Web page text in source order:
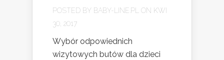
POSTED BY BABY-LINE.PL ON KWI
30, 2017
Wybór odpowiednich
wizytowych butów dla dzieci